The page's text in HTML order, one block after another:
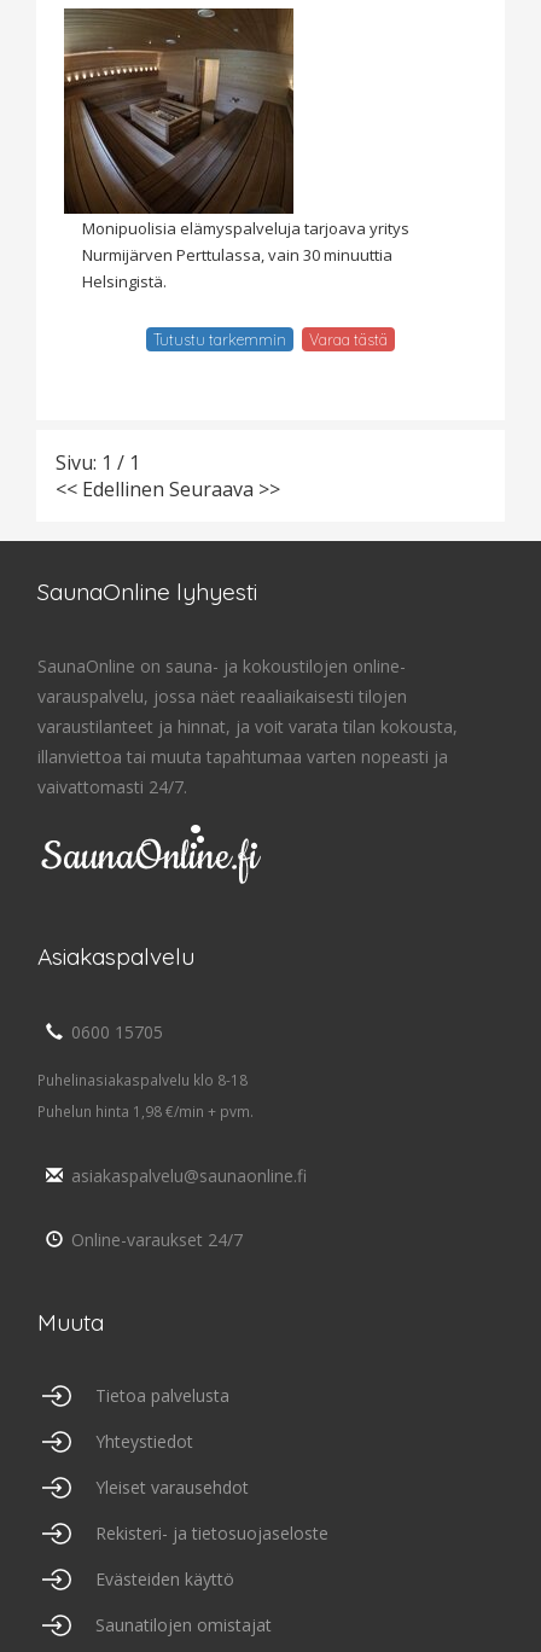
Monipuolisia elämyspalveluja tarjoava yritys
Nurmijärven Perttulassa, vain 30 minuuttia
Helsingistä.
Tutustu tarkemmin Varaa tästä
Sivu: 1 / 1
<< Edellinen Seuraava >>
SaunaOnline lyhyesti
SaunaOnline on sauna- ja kokoustilojen online-
varauspalvelu, jossa näet reaaliaikaisesti tilojen
varaustilanteet ja hinnat, ja voit varata tilan kokousta,
illanviettoa tai muuta tapahtumaa varten nopeasti ja
vaivattomasti 24/7.
Asiakaspalvelu
0600 15705
Puhelinasiakaspalvelu klo 8-18
Puhelun hinta 1,98 €/min + pvm.
asiakaspalvelu@saunaonline.fi
Online-varaukset 24/7
Muuta
Tietoa palvelusta
Yhteystiedot
Yleiset varausehdot
Rekisteri- ja tietosuojaseloste
Evästeiden käyttö
Saunatilojen omistajat